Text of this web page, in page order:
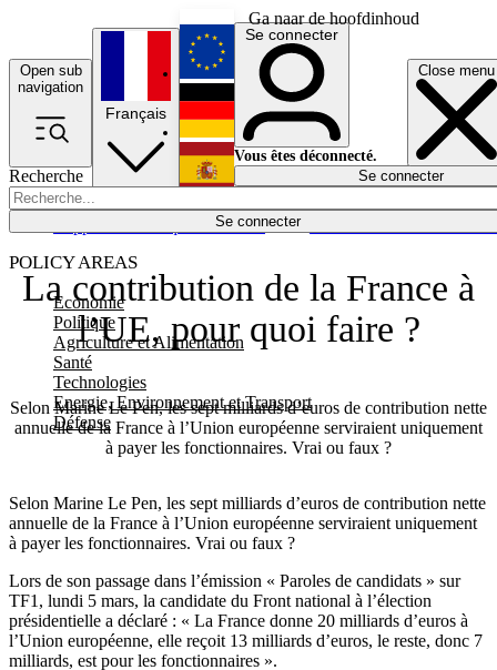
Ga naar de hoofdinhoud
Open sub
navigation
Close menu
Recherche
Se connecter
POLICY AREAS
Economie
Politique
Agriculture et Alimentation
Santé
Technologies
Energie, Environnement et Transport
Défense
Économie
Français
English
Deutsch
Español
Se connecter
Vous êtes déconnecté.
Se connecter
La contribution de la France à
l’UE, pour quoi faire ?
Selon Marine Le Pen, les sept milliards d’euros de contribution nette
annuelle de la France à l’Union européenne serviraient uniquement
à payer les fonctionnaires. Vrai ou faux ?
Selon Marine Le Pen, les sept milliards d’euros de contribution nette
annuelle de la France à l’Union européenne serviraient uniquement
à payer les fonctionnaires. Vrai ou faux ?
Lors de son passage dans l’émission « Paroles de candidats » sur
TF1, lundi 5 mars, la candidate du Front national à l’élection
présidentielle a déclaré : « La France donne 20 milliards d’euros à
l’Union européenne, elle reçoit 13 milliards d’euros, le reste, donc 7
milliards, est pour les fonctionnaires ».